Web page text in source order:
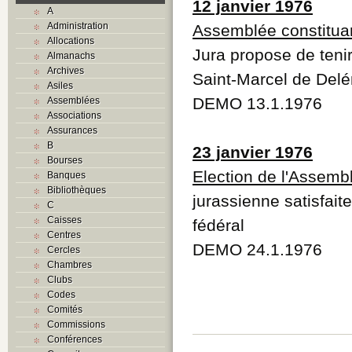
A
Administration
Allocations
Almanachs
Archives
Asiles
Assemblées
Associations
Assurances
B
Bourses
Banques
Bibliothèques
C
Caisses
Centres
Cercles
Chambres
Clubs
Codes
Comités
Commissions
Conférences
12 janvier 1976
Assemblée
Jura propose de
Saint-Marcel de
DEMO 13.1.1976
23 janvier 1976
Election de
jurassienne
fédéral
DEMO 24.1.1976